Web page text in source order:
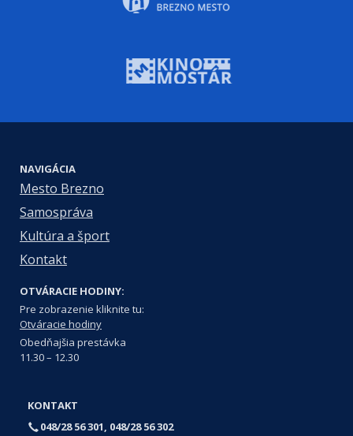
NAVIGÁCIA
Mesto Brezno
Samospráva
Kultúra a šport
Kontakt
OTVÁRACIE HODINY:
Pre zobrazenie kliknite tu:
Otváracie hodiny
Obedňajšia prestávka
11.30 – 12.30
KONTAKT
048/28 56 301, 048/28 56 302